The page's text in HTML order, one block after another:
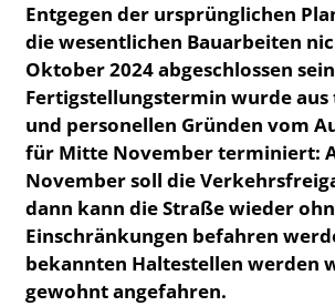
Entgegen der ursprünglichen
die wesentlichen Bauarbeiten
Oktober 2024 abgeschlossen
Fertigstellungstermin wurde aus
und personellen Gründen vom
für Mitte November terminiert:
November soll die
dann kann die Straße wieder
Einschränkungen befahren
bekannten Haltestellen werden
gewohnt angefahren.